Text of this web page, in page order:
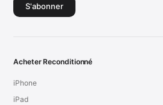
S'abonner
Acheter Reconditionné
iPhone
iPad